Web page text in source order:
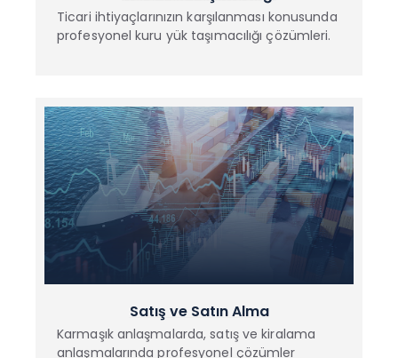
Ticari ihtiyaçlarınızın karşılanması konusunda
profesyonel kuru yük taşımacılığı çözümleri.
Satış ve Satın Alma
Karmaşık anlaşmalarda, satış ve kiralama
anlaşmalarında profesyonel çözümler